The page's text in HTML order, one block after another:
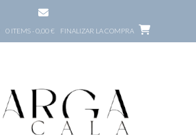
0 ITEMS - 0,00 € FINALIZAR LA COMPRA